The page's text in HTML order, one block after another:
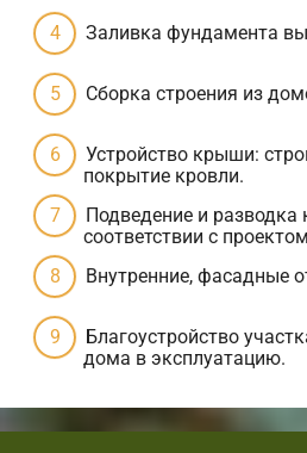
Заливка фундамента
Сборка строения из
Устройство крыши:
покрытие кровли.
Подведение и
соответствии с
Внутренние, фасадные
Благоустройство
дома в эксплуатацию.